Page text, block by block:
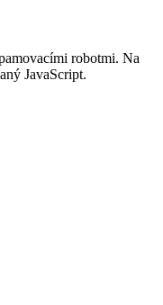
robotmi. Na
JavaScript.